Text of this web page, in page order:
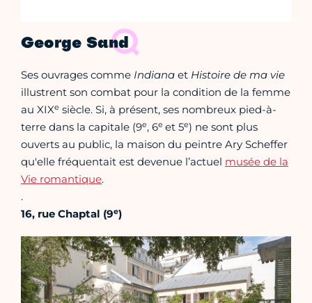
George Sand
Ses ouvrages comme Indiana et Histoire de ma vie
illustrent son combat pour la condition de la femme
au XIXe siècle. Si, à présent, ses nombreux pied-à-
terre dans la capitale (9e, 6e et 5e) ne sont plus
ouverts au public, la maison du peintre Ary Scheffer
qu'elle fréquentait est devenue l’actuel musée de la
Vie romantique.
.
16, rue Chaptal (9e)